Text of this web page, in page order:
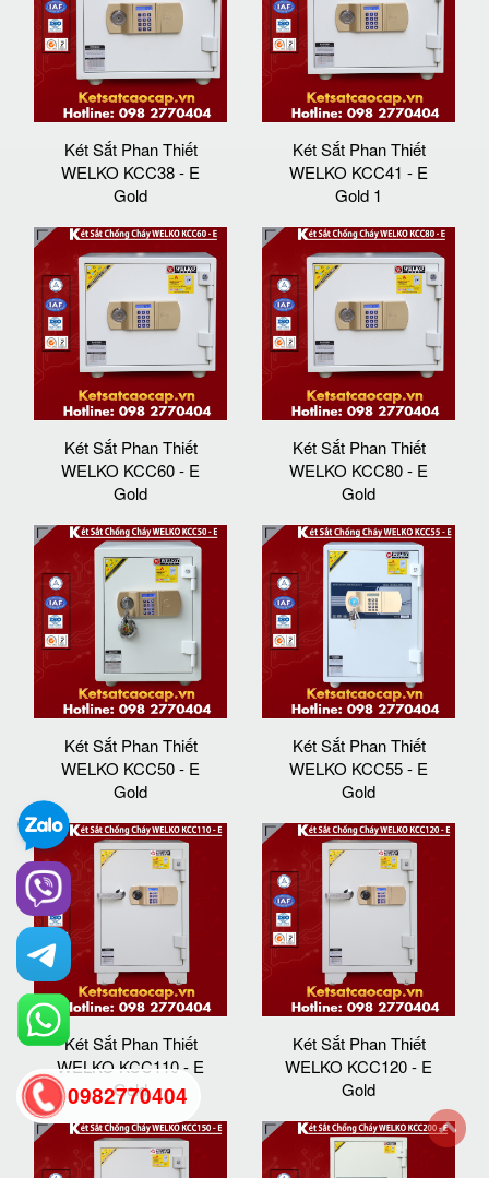
Két Sắt Phan Thiết
WELKO KCC38 - E
Gold
Két Sắt Phan Thiết
WELKO KCC41 - E
Gold 1
Két Sắt Phan Thiết
WELKO KCC60 - E
Gold
Két Sắt Phan Thiết
WELKO KCC80 - E
Gold
Két Sắt Phan Thiết
WELKO KCC50 - E
Gold
Két Sắt Phan Thiết
WELKO KCC55 - E
Gold
Két Sắt Phan Thiết
WELKO KCC110 - E
Gold
Két Sắt Phan Thiết
WELKO KCC120 - E
Gold
0982770404